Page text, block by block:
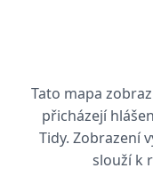
Tato mapa
přicházejí
Tidy. Zobrazení
slouží k